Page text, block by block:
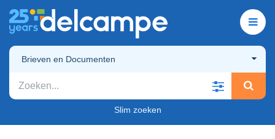
Brieven en Documenten
Slim zoeken